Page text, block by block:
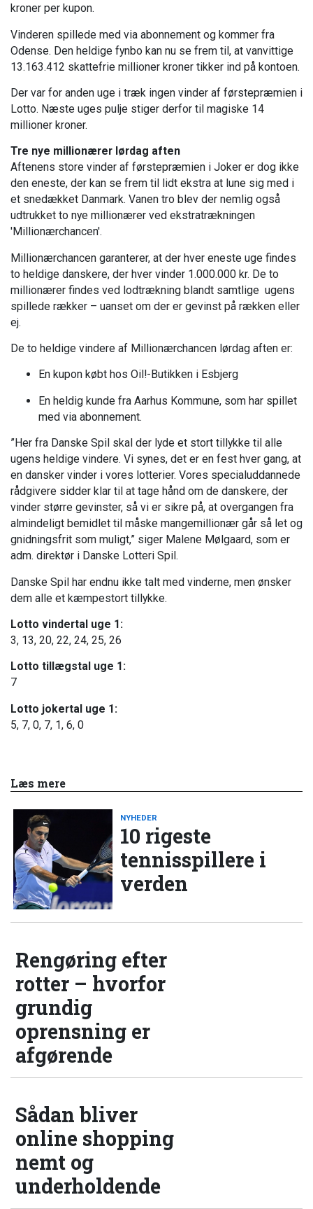
kroner per kupon.
Vinderen spillede med via abonnement og kommer fra
Odense. Den heldige fynbo kan nu se frem til, at vanvittige
13.163.412 skattefrie millioner kroner tikker ind på kontoen.
Der var for anden uge i træk ingen vinder af førstepræmien i
Lotto. Næste uges pulje stiger derfor til magiske 14
millioner kroner.
Tre nye millionærer lørdag aften
Aftenens store vinder af førstepræmien i Joker er dog ikke
den eneste, der kan se frem til lidt ekstra at lune sig med i
et snedækket Danmark. Vanen tro blev der nemlig også
udtrukket to nye millionærer ved ekstratrækningen
'Millionærchancen'.
Millionærchancen garanterer, at der hver eneste uge findes
to heldige danskere, der hver vinder 1.000.000 kr. De to
millionærer findes ved lodtrækning blandt samtlige ugens
spillede rækker – uanset om der er gevinst på rækken eller
ej.
De to heldige vindere af Millionærchancen lørdag aften er:
En kupon købt hos Oil!-Butikken i Esbjerg
En heldig kunde fra Aarhus Kommune, som har spillet
med via abonnement.
”Her fra Danske Spil skal der lyde et stort tillykke til alle
ugens heldige vindere. Vi synes, det er en fest hver gang, at
en dansker vinder i vores lotterier. Vores specialuddannede
rådgivere sidder klar til at tage hånd om de danskere, der
vinder større gevinster, så vi er sikre på, at overgangen fra
almindeligt bemidlet til måske mangemillionær går så let og
gnidningsfrit som muligt,” siger Malene Mølgaard, som er
adm. direktør i Danske Lotteri Spil.
Danske Spil har endnu ikke talt med vinderne, men ønsker
dem alle et kæmpestort tillykke.
Lotto vindertal uge 1:
3, 13, 20, 22, 24, 25, 26
Lotto tillægstal uge 1:
7
Lotto jokertal uge 1:
5, 7, 0, 7, 1, 6, 0
Læs mere
NYHEDER
10 rigeste
tennisspillere i
verden
Rengøring efter
rotter – hvorfor
grundig
oprensning er
afgørende
Sådan bliver
online shopping
nemt og
underholdende